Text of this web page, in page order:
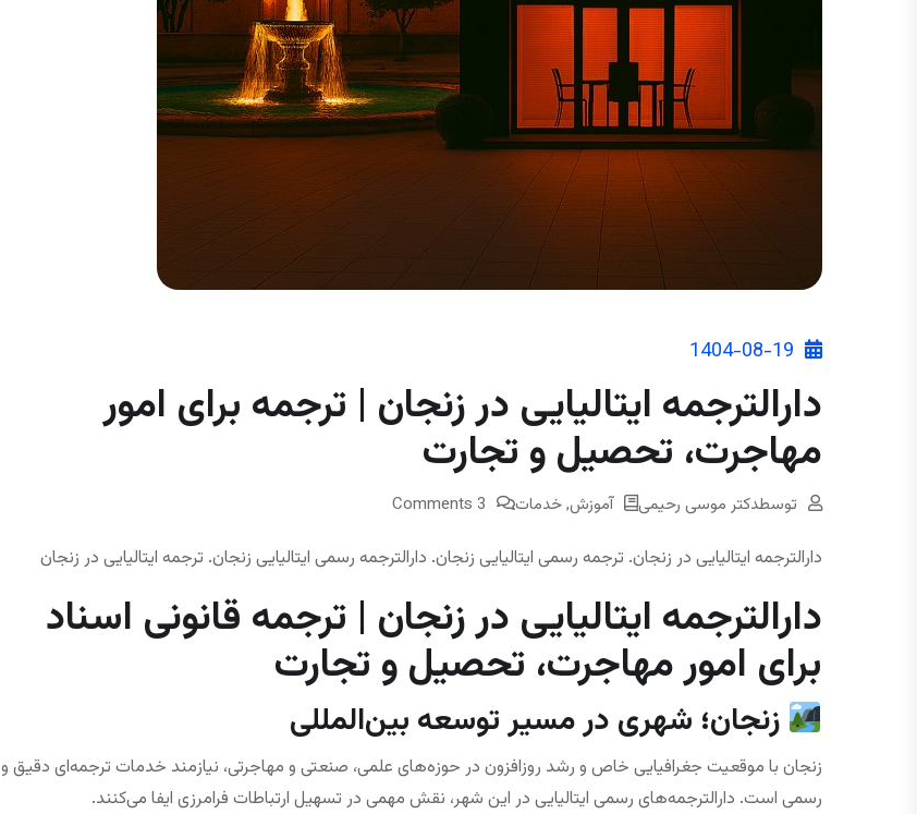
1404-08-19
دارالترجمه ایتالیایی در زنجان | ترجمه برای امور
مهاجرت، تحصیل و تجارت
توسطدکتر موسی رحیمی آموزش,خدمات 3 Comments
دارالترجمه ایتالیایی در زنجان. ترجمه رسمی ایتالیایی زنجان. دارالترجمه رسمی ایتالیایی زنجان. ترجمه ایتالیایی در زنجان
دارالترجمه ایتالیایی در زنجان | ترجمه قانونی اسناد
برای امور مهاجرت، تحصیل و تجارت
زنجان؛ شهری در مسیر توسعه بین‌المللی
زنجان با موقعیت جغرافیایی خاص و رشد روزافزون در حوزه‌های علمی، صنعتی و مهاجرتی، نیازمند خدمات ترجمه‌ای دقیق و
رسمی است. دارالترجمه‌های رسمی ایتالیایی در این شهر، نقش مهمی در تسهیل ارتباطات فرامرزی ایفا می‌کنند.